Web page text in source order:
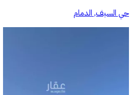
حي السيف, الدمام